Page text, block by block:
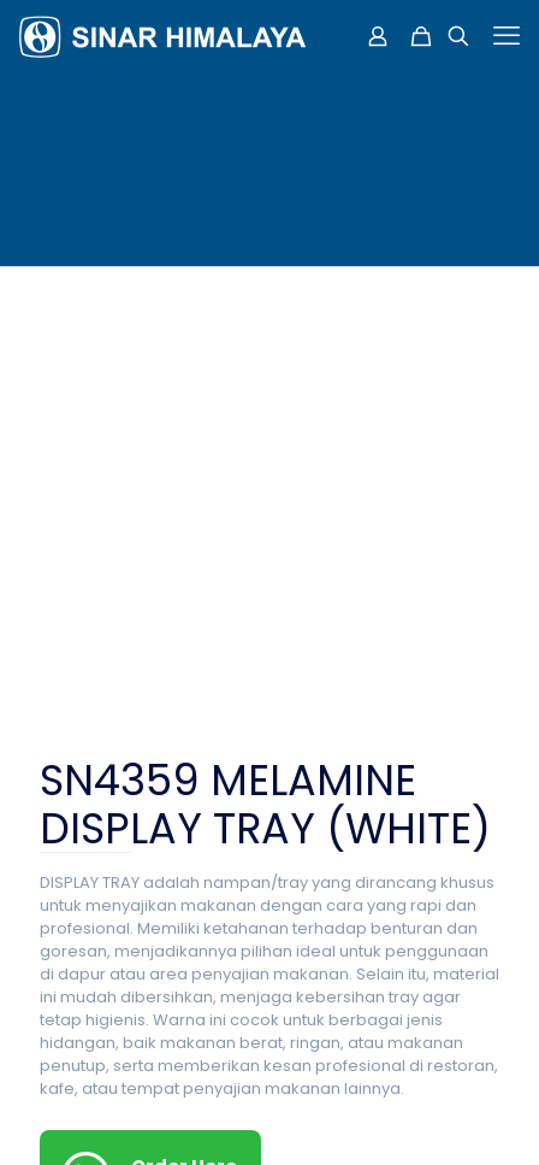
SN4359 MELAMINE
DISPLAY TRAY (WHITE)
DISPLAY TRAY adalah nampan/tray yang dirancang khusus
untuk menyajikan makanan dengan cara yang rapi dan
profesional. Memiliki ketahanan terhadap benturan dan
goresan, menjadikannya pilihan ideal untuk penggunaan
di dapur atau area penyajian makanan. Selain itu, material
ini mudah dibersihkan, menjaga kebersihan tray agar
tetap higienis. Warna ini cocok untuk berbagai jenis
hidangan, baik makanan berat, ringan, atau makanan
penutup, serta memberikan kesan profesional di restoran,
kafe, atau tempat penyajian makanan lainnya.